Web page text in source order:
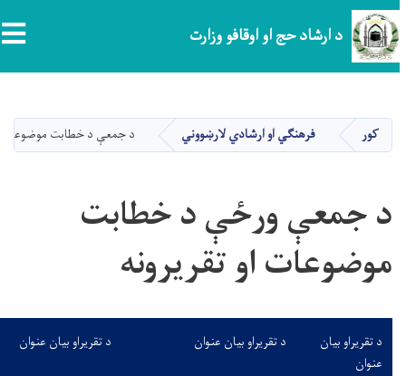
دانګل
د ارشاد حج او اوقافو وزارت
کور فرهنګي او ارشادي لارښووني د جمعې د خطابت موضوعات او
د جمعې ورځې د خطابت
موضوعات او تقریرونه
د تقریراو بیان
عنوان
د تقریراو بیان عنوان د تقریراو بیان عنوان